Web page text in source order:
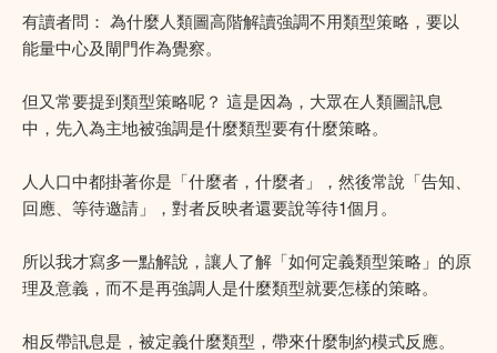
有讀者問： 為什麼人類圖高階解讀強調不用類型策略，要以
能量中心及閘門作為覺察。
但又常要提到類型策略呢？ 這是因為，大眾在人類圖訊息
中，先入為主地被強調是什麼類型要有什麼策略。
人人口中都掛著你是「什麼者，什麼者」，然後常說「告知、
回應、等待邀請」，對者反映者還要說等待1個月。
所以我才寫多一點解說，讓人了解「如何定義類型策略」的原
理及意義，而不是再強調人是什麼類型就要怎樣的策略。
相反帶訊息是，被定義什麼類型，帶來什麼制約模式反應。